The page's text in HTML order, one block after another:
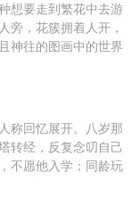
想要走到繁花中去游
旁，花簇拥着人开，
神往的图画中的世界
称回忆展开。八岁那
转经，反复念叨自己
不愿他入学；同龄玩